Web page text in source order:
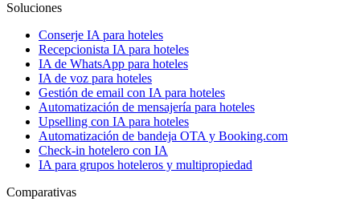
Soluciones
Conserje IA para hoteles
Recepcionista IA para hoteles
IA de WhatsApp para hoteles
IA de voz para hoteles
Gestión de email con IA para hoteles
Automatización de mensajería para hoteles
Upselling con IA para hoteles
Automatización de bandeja OTA y Booking.com
Check-in hotelero con IA
IA para grupos hoteleros y multipropiedad
Comparativas